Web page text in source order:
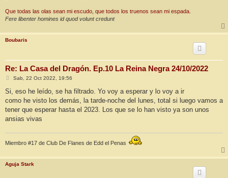
Que todas las olas sean mi escudo, que todos los truenos sean mi espada.
Fere libenter homines id quod volunt credunt
Boubaris
Re: La Casa del Dragón. Ep.10 La Reina Negra 24/10/2022
M
s
a
j
Sab, 22 Oct 2022, 19:56
Si, eso he leído, se ha filtrado. Yo voy a esperar y lo voy a ir
como he visto los demás, la tarde-noche del lunes, total si luego vamos a
tener que esperar hasta el 2023. Los que se lo han visto ya son unos
ansias vivas
Miembro #17 de Club De Flanes de Edd el Penas
Aguja Stark